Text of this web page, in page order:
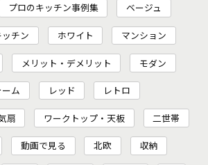
プロのキッチン事例集 ベージュ
チン ホワイト マンション
メリット・デメリット モダン
ーム レッド レトロ
扇 ワークトップ・天板 二世帯
動画で見る 北欧 収納